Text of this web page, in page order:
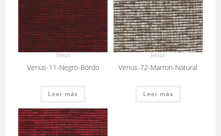
Venus
Venus-11-Negro-Bordo
Leer más
Venus
Venus-72-Marron-Natural
Leer más